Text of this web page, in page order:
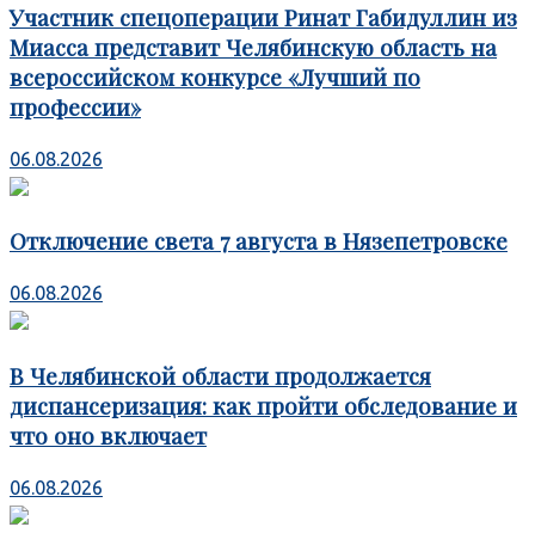
Участник спецоперации Ринат Габидуллин из
Миасса представит Челябинскую область на
всероссийском конкурсе «Лучший по
профессии»
06.08.2026
Отключение света 7 августа в Нязепетровске
06.08.2026
В Челябинской области продолжается
диспансеризация: как пройти обследование и
что оно включает
06.08.2026